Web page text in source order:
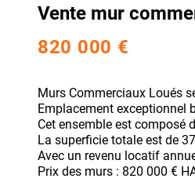
Vente mur
820 000 €
Murs Commerciaux Loués
Emplacement exceptionnel
Cet ensemble est composé
La superficie totale est de
Avec un revenu locatif
Prix des murs : 820 000 €